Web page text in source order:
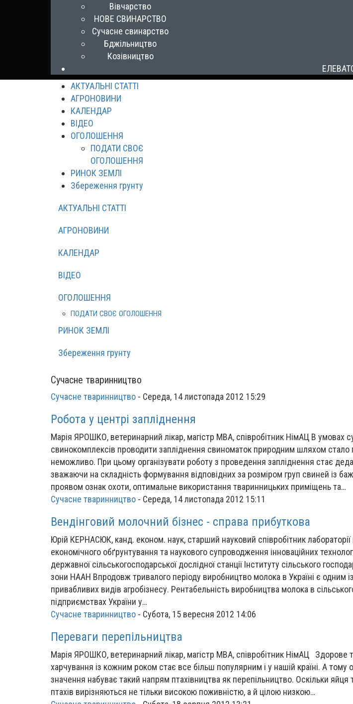
Вівчарство
НОВЕ СВИНАРСТВО
Сучасне свинарство
Бджільництво
Козівництво
АКТУАЛЬНІ СТАТТІ
АГРОНОВИНИ
КАЛЕНДАР
ВІДЕО
ОГОЛОШЕННЯ
ПОДАТИ СВОЄ
ОГОЛОШЕННЯ
РИНОК ЗЕМЛІ
Збереження грунту
АКТУАЛЬНІ СТАТТІ
АГРОНОВИНИ
КАЛЕНДАР
ВІДЕО
ОГОЛОШЕННЯ
ПОДАТИ СВОЄ ОГОЛОШЕННЯ
РИНОК ЗЕМЛІ
Збереження грунту
Сучасне тваринництво
Сучасне тваринництво - Середа, 14 листопада 2012 15:29
Робота у центрі запліднення
Марія ЯРОШКО, ветеринарний лікар, магістр MBA, співробітник НімАЦ В умовах
свинокомплексів проводити запліднення свиноматок природним шляхом стало
неможливо. При цьому організувати роботу з проведення запліднення стає
зважаючи на складність формування відповідних за розміром груп свиней із
проявом ознак охоти, оптимальне використання тваринницьких приміщень та…
Сучасне тваринництво - Середа, 14 листопада 2012 15:11
Вендінговий молочний бізнес - справа прибуткова
Юрій КЕРНАСЮК, канд. економ. наук, старший науковий співробітник
економічного обґрунтування та наукового супроводження інноваційних
державної сільськогосподарської дослідної станції Інституту сільського
зони НААН Впродовж тривалого періоду виробництво молока в Україні є одним
привабливих видів агробізнесу. Рентабельність виробництва молока в
підприємствах України у…
Сучасне тваринництво - Субота, 15 вересня 2012 14:06
Переваги перепільництва
Марія ЯРОШКО, ветеринарний лікар, магістр МВА, співробітник НімАЦ Здорове
харчування із кожним роком стає все більш популярним і у нашій країні. А тому
значення набуває такий напрям птахівництва як перепільництво. Оскільки
птахів вирізняються не тільки високою поживністю, а й цілою низкою…